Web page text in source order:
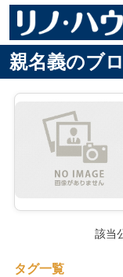
親名義のブ
該当
タグ一覧